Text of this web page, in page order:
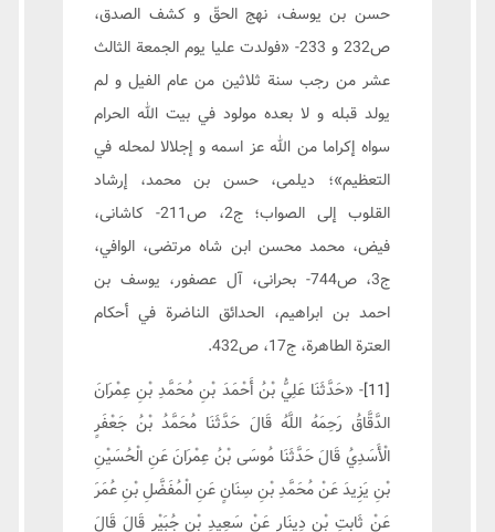
حسن بن يوسف، نهج الحقّ و كشف الصدق،
ص232 و 233- «فولدت عليا يوم الجمعة الثالث
عشر من رجب سنة ثلاثين من عام الفيل و لم
يولد قبله و لا بعده‏ مولود في‏ بيت‏ الله الحرام
سواه إكراما من الله عز اسمه و إجلالا لمحله في
التعظيم»؛ ديلمى، حسن بن محمد، إرشاد
القلوب إلى الصواب؛ ج2، ص211- كاشانى،
فيض، محمد محسن ابن شاه مرتضى، الوافي،
ج3، ص744- بحرانى، آل عصفور، يوسف بن
احمد بن ابراهيم، الحدائق الناضرة في أحكام
العترة الطاهرة، ج17، ص432.
- «حَدَّثَنَا عَلِيُّ بْنُ أَحْمَدَ بْنِ مُحَمَّدِ بْنِ عِمْرَانَ
الدَّقَّاقُ رَحِمَهُ اللَّهُ قَالَ حَدَّثَنَا مُحَمَّدُ بْنُ جَعْفَرٍ
الْأَسَدِيُ‏ قَالَ حَدَّثَنَا مُوسَى بْنُ عِمْرَانَ عَنِ الْحُسَيْنِ
بْنِ يَزِيدَ عَنْ مُحَمَّدِ بْنِ سِنَانٍ عَنِ الْمُفَضَّلِ بْنِ عُمَرَ
عَنْ ثَابِتِ بْنِ دِينَارٍ عَنْ سَعِيدِ بْنِ جُبَيْرٍ قَالَ قَالَ